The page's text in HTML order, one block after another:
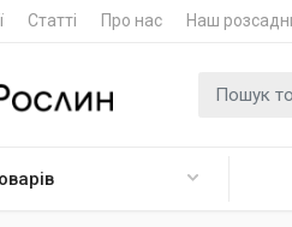
Статті Про нас Наш
Пошук для